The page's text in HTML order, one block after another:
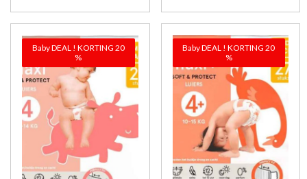
Baby DEAL ! KORTING 20
%
Baby DEAL ! KORTING 20
%